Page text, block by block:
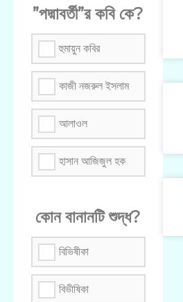
”পদ্মাবর্তী”র কবি কে?
হুমায়ুন কবির
কাজী নজরুল ইসলাম
আলাওল
হাসান আজিজুল হক
কোন বানানটি শুদ্ধ?
বিভিষীকা
বিভীষিকা